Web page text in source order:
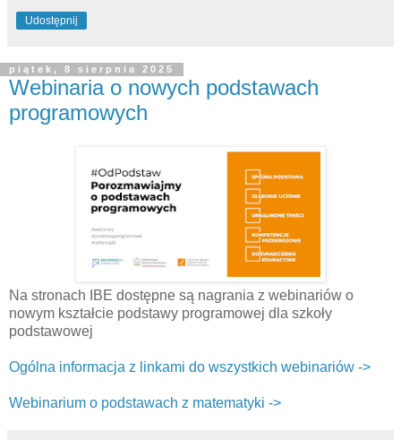
Udostępnij
piątek, 8 sierpnia 2025
Webinaria o nowych podstawach
programowych
Na stronach IBE dostępne są nagrania z webinariów o
nowym kształcie podstawy programowej dla szkoły
podstawowej
Ogólna informacja z linkami do wszystkich webinariów ->
Webinarium o podstawach z matematyki ->